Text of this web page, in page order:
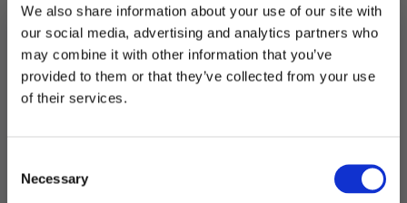
We also share information about your use of our site with
our social media, advertising and analytics partners who
may combine it with other information that you’ve
provided to them or that they’ve collected from your use
of their services.
Selection
Necessary
Bordkonfetti
XL,
Gull
med
glitter
50år
–
6
LEGG I HANDLEKURV
Produktnummer:107626
Stikkord:50
Relaterte produkter
MELD DEG PÅ NYHETSBREVET